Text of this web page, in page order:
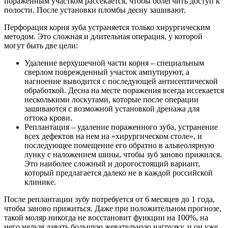
полости. После установки пломбы десну зашивают.
Перфорация корня зуба устраняется только хирургическим
методом. Это сложная и длительная операция, у которой
могут быть две цели:
Удаление верхушечной части корня – специальным
сверлом поврежденный участок ампутируют, а
нагноение выводится с последующей антисептической
обработкой. Десна на месте поражения всегда иссекается
несколькими лоскутами, которые после операции
зашиваются с возможной установкой дренажа для
оттока крови.
Реплантация – удаление пораженного зуба, устранение
всех дефектов на нем на «хирургическом столе», и
последующее помещение его обратно в альвеолярную
лунку с наложением шины, чтобы зуб заново прижился.
Это наиболее сложный и дорогостоящий вариант,
который предлагается далеко не в каждой российской
клинике.
После реплантации зубу потребуется от 6 месяцев до 1 года,
чтобы заново прижиться. Даже при положительном прогнозе,
такой моляр никогда не восстановит функции на 100%, на